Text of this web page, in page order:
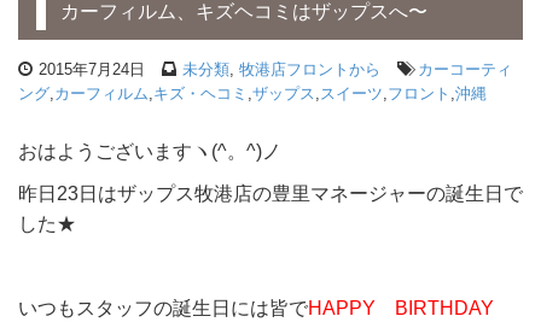
カーフィルム、キズヘコミはザップスへ〜
2015年7月24日 未分類, 牧港店フロントから
カーコーティ
ング,カーフィルム,キズ・ヘコミ ,ザップス,スイーツ,フロント ,沖縄
おはようございますヽ(^。^)ノ
昨日23日はザップス牧港店の豊里マネージャーの誕生日で
した★
いつもスタッフの誕生日には皆でHAPPY BIRTHDAY